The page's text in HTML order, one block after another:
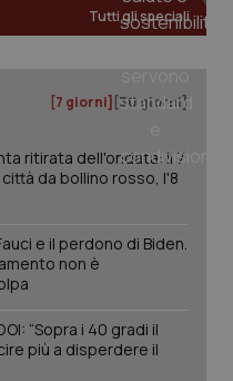
Tutti gli speciali
[7 giorni] [30 giorni]
ritirata dell'ondata: il 7
da bollino rosso, l'8
e il perdono di Biden.
non è
“Sopra i 40 gradi il
più a disperdere il